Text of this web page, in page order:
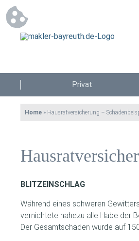
Privat
Home » Hausratversicherung –
BLITZEINSCHLAG
Während eines schweren
vernichtete nahezu alle Habe der
Der Gesamtschaden wurde auf